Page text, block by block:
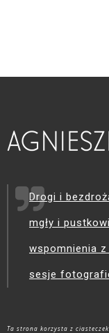
Drogi i
mgły i
wspomnienia
sesje
Ta strona korzysta z